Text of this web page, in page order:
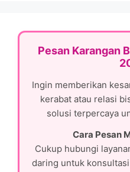
Pesan Karangan
Ingin memberikan
kerabat atau relasi
solusi terpercaya
Cara Pesan
Cukup hubungi
daring untuk